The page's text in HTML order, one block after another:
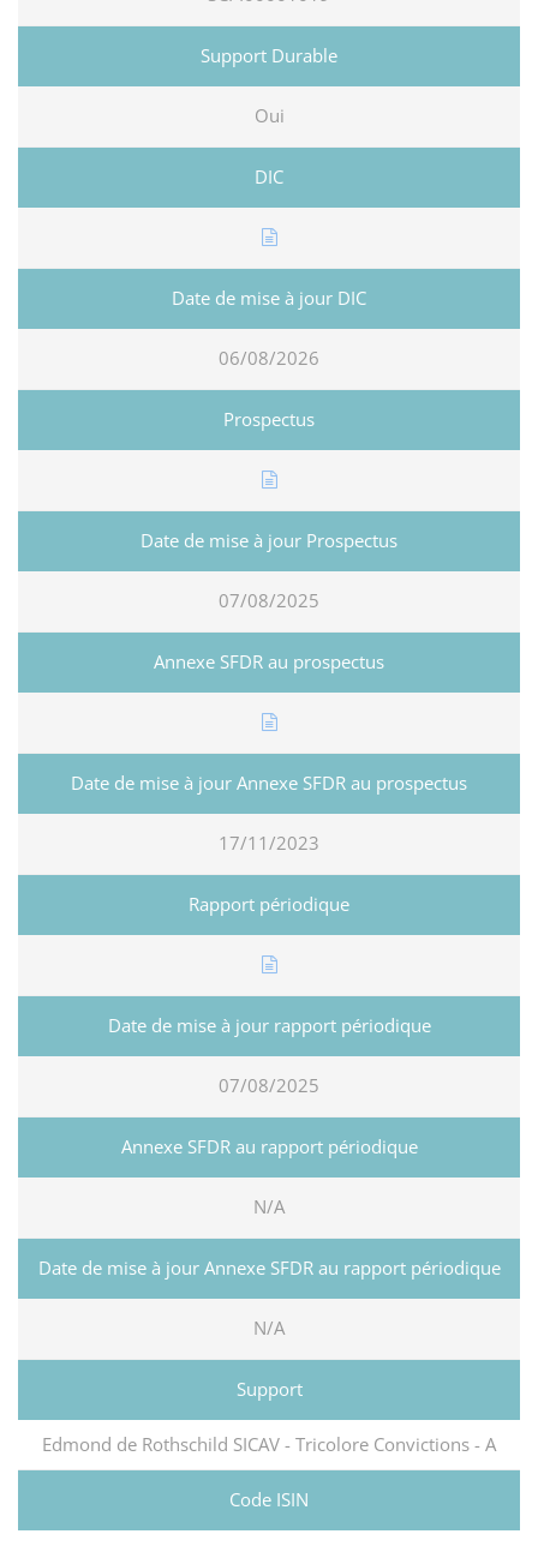
Oui
06/08/2026
07/08/2025
17/11/2023
07/08/2025
N/A
N/A
Edmond de Rothschild SICAV - Tricolore Convictions - A